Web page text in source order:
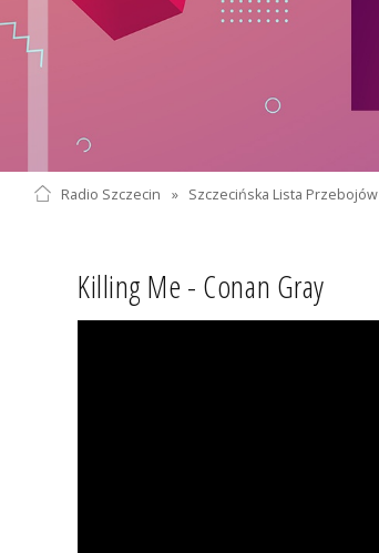
Radio Szczecin » Szczecińska Lista Przebojów
Killing Me - Conan Gray